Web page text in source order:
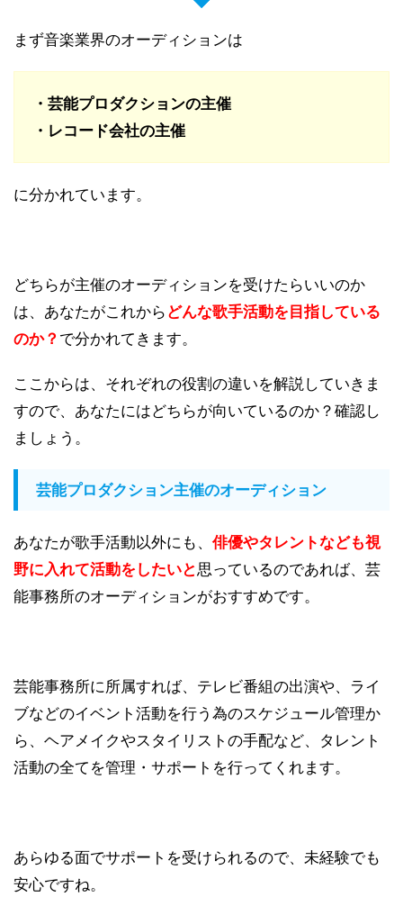
まず音楽業界のオーディションは
・芸能プロダクションの主催
・レコード会社の主催
に分かれています。
どちらが主催のオーディションを受けたらいいのか
は、あなたがこれから どんな歌手活動を目指している
のか？ で分かれてきます。
ここからは、それぞれの役割の違いを解説していきま
すので、あなたにはどちらが向いているのか？確認し
ましょう。
芸能プロダクション主催のオーディション
あなたが歌手活動以外にも、 俳優やタレントなども視
野に入れて活動をしたいと思っているのであれば、芸
能事務所のオーディションがおすすめです。
芸能事務所に所属すれば、テレビ番組の出演や、ライ
ブなどのイベント活動を行う為のスケジュール管理か
ら、ヘアメイクやスタイリストの手配など、タレント
活動の全てを管理・サポートを行ってくれます。
あらゆる面でサポートを受けられるので、未経験でも
安心ですね。